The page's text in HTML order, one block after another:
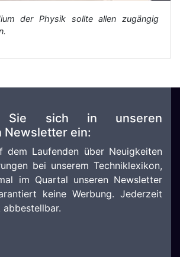
der Physik sollte allen zugängig
Sie sich in unseren
Newsletter ein:
dem Laufenden über Neuigkeiten
bei unserem Techniklexikon,
im Quartal unseren Newsletter
keine Werbung. Jederzeit